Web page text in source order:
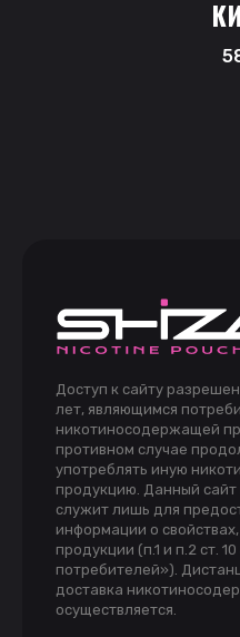
Доступ к сайту
лет, являющимся
никотиносодержащей
противном случае
употреблять иную
продукцию. Данный сайт
служит лишь для
информации о
продукции (п.1 и п.2 ст.
потребителей»).
доставка
осуществляется.